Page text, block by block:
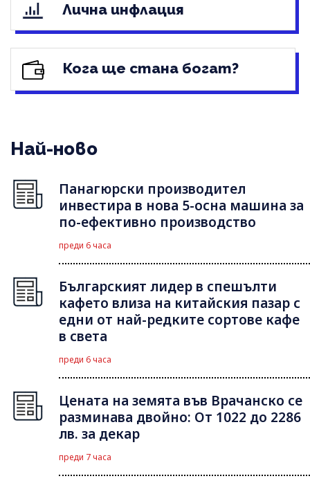
Лична инфлация
Кога ще стана богат?
Най-ново
Панагюрски производител
инвестира в нова 5-осна машина за
по-ефективно производство
преди 6 часа
Българският лидер в спешълти
кафето влиза на китайския пазар с
едни от най-редките сортове кафе
в света
преди 6 часа
Цената на земята във Врачанско се
разминава двойно: От 1022 до 2286
лв. за декар
преди 7 часа